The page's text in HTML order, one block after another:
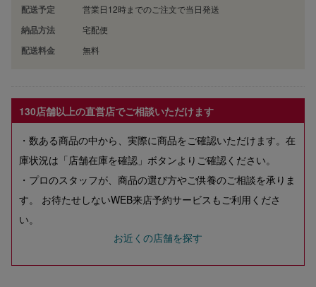
配送予定 営業日12時までのご注文で当日発送
納品方法 宅配便
配送料金 無料
130店舗以上の直営店でご相談いただけます
・数ある商品の中から、実際に商品をご確認いただけます。在
庫状況は「店舗在庫を確認」ボタンよりご確認ください。
・プロのスタッフが、商品の選び方やご供養のご相談を承りま
す。 お待たせしないWEB来店予約サービスもご利用くださ
い。
お近くの店舗を探す